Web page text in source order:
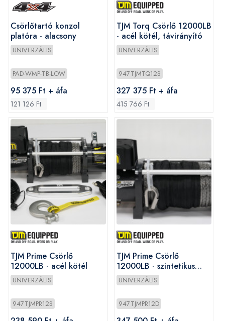
Csörlőtartó konzol
platóra - alacsony
UNIVERZÁLIS
PAD-WMP-TB-LOW
95 375 Ft + áfa
121 126 Ft
TJM Torq Csörlő 12000LB
- acél kötél, távirányító
UNIVERZÁLIS
947TJMTQ12S
327 375 Ft + áfa
415 766 Ft
TJM Prime Csörlő
12000LB - acél kötél
UNIVERZÁLIS
947TJMPR12S
TJM Prime Csörlő
12000LB - szintetikus
kötél
UNIVERZÁLIS
947TJMPR12D